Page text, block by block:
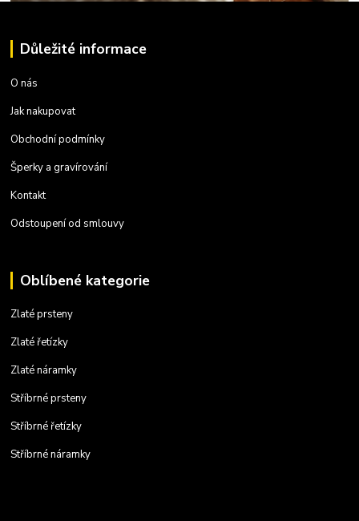
Důležité informace
O nás
Jak nakupovat
Obchodní podmínky
Šperky a gravírování
Kontakt
Odstoupení od smlouvy
Oblíbené kategorie
Zlaté prsteny
Zlaté řetízky
Zlaté náramky
Stříbrné prsteny
Stříbrné řetízky
Stříbrné náramky